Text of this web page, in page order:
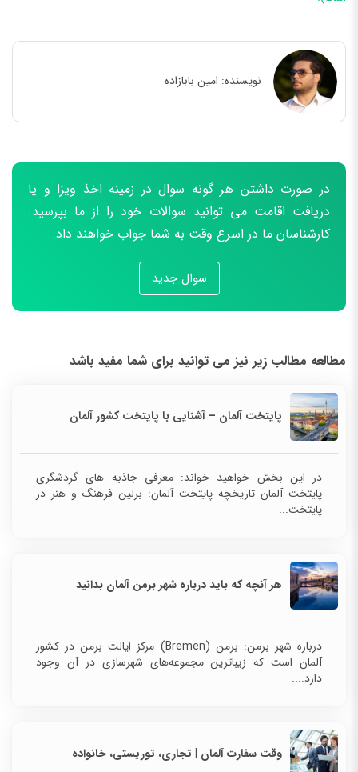
نویسنده: امین بابازاده
در صورت داشتن هر گونه سوال در زمینه اخذ ویزا و یا
دریافت اقامت می توانید سوالات خود را از ما بپرسید.
کارشناسان ما در اسرع وقت به شما جواب خواهند داد.
سوال جدید
مطالعه مطالب زیر نیز می توانید برای شما مفید باشد
پایتخت آلمان – آشنایی با پایتخت کشور آلمان
در این بخش خواهید خواند: معرفی جاذبه های گردشگری
پایتخت آلمان تاریخچه پایتخت آلمان: برلین فرهنگ و هنر در
پایتخت...
هر آنچه که باید درباره شهر برمن آلمان بدانید
درباره شهر برمن: برمن (Bremen) مرکز ایالت برمن در کشور
آلمان است که زیباترین مجموعه‌های شهرسازی در آن وجود
دارد....
وقت سفارت آلمان | تجاری، توریستی، خانواده